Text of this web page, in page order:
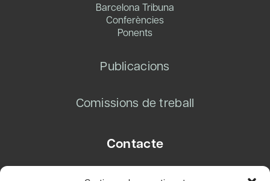
Barcelona Tribuna
Conferències
Ponents
Publicacions
Comissions de treball
Contacte